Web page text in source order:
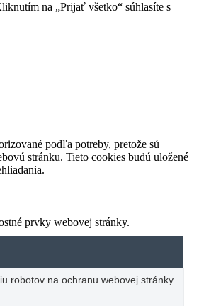
na „Prijať všetko“ súhlasíte s
podľa potreby, pretože sú
stránku. Tieto cookies budú uložené
prvky webovej stránky.
robotov na ochranu webovej stránky